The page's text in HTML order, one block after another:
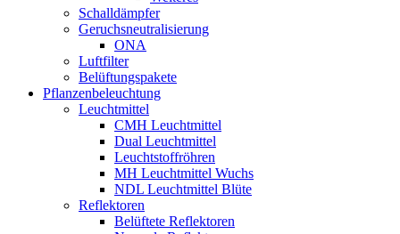
Schalldämpfer
Geruchsneutralisierung
ONA
Luftfilter
Belüftungspakete
Pflanzenbeleuchtung
Leuchtmittel
CMH Leuchtmittel
Dual Leuchtmittel
Leuchtstoffröhren
MH Leuchtmittel Wuchs
NDL Leuchtmittel Blüte
Reflektoren
Belüftete Reflektoren